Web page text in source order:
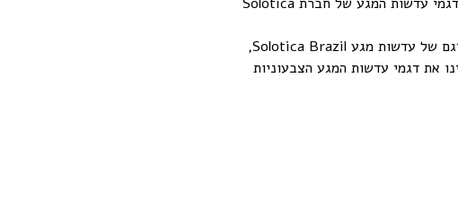
אין לנו מספיק מילים כדי לתאר את כמות החשיבה, ותשומת הלב שמושקעים בכל גוון ודגם של עדשות מגע Solotica Brazil,
את דגמי עדשות המגע הצבעוניות